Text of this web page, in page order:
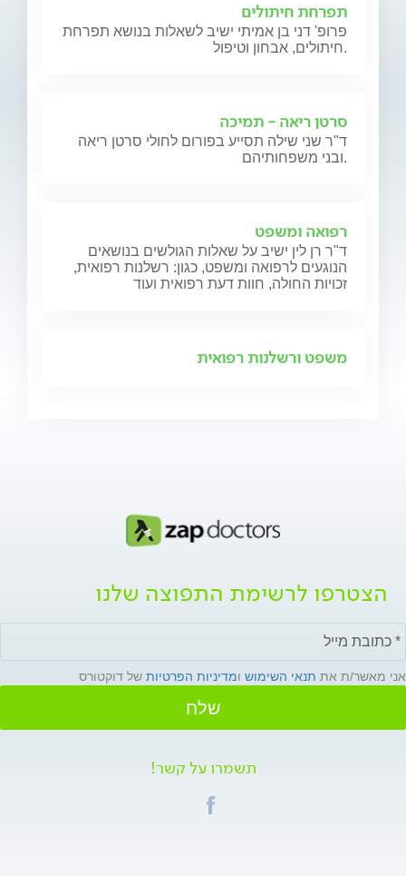
תפרחת חיתולים
פרופ' דני בן אמיתי ישיב לשאלות בנושא תפרחת
חיתולים, אבחון וטיפול.
סרטן ריאה - תמיכה
ד"ר שני שילה תסייע בפורום לחולי סרטן ריאה
ובני משפחותיהם.
רפואה ומשפט
ד"ר רן לין ישיב על שאלות הגולשים בנושאים
הנוגעים לרפואה ומשפט, כגון: רשלנות רפואית,
זכויות החולה, חוות דעת רפואית ועוד
משפט ורשלנות רפואית
הצטרפו לרשימת התפוצה שלנו
אני מאשר/ת את תנאי השימוש ומדיניות הפרטיות של דוקטורס
שלח
תשמרו על קשר!